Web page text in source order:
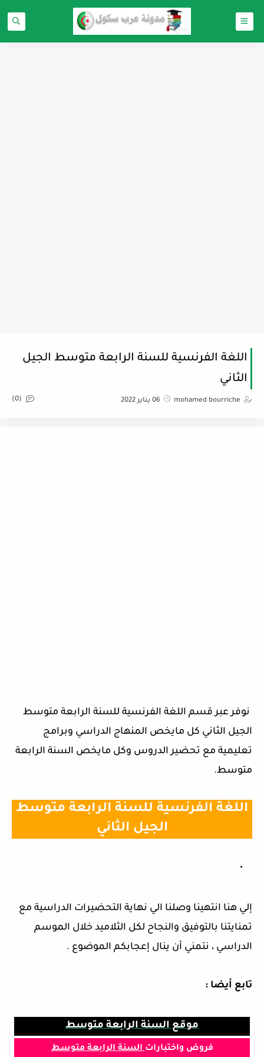
اللغة الفرنسية للسنة الرابعة متوسط الجيل
الثاني
mohamed bourriche 06 يناير 2022 (0)
نوفر عبر قسم اللغة الفرنسية للسنة الرابعة متوسط
الجيل الثاني كل مايخص المنهاج الدراسي وبرامج
تعليمية مع تحضير الدروس وكل مايخص السنة الرابعة
متوسط.
اللغة الفرنسية للسنة الرابعة متوسط
الجيل الثاني
إلي هنا انتهينا وصلنا الي نهاية التحضيرات الدراسية مع
تمنايتنا بالتوفيق والنجاح لكل الثلاميد خلال الموسم
الدراسي ، نتمني أن ينال إعجابكم الموضوع .
تابع أيضا :
موقع السنة الرابعة متوسط
فروض واختباراتالسنة الرابعة متوسط